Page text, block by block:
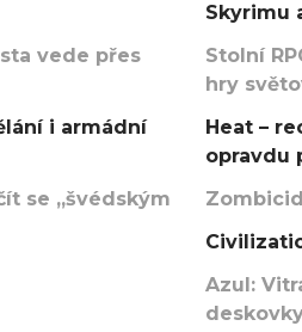
vede přes
i armádní
se „švédským
Skyrimu
Stolní
hry
Heat –
opravdu
Azul: